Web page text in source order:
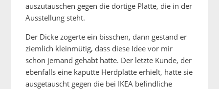
auszutauschen gegen die dortige Platte, die in der
Ausstellung steht.
Der Dicke zögerte ein bisschen, dann gestand er
ziemlich kleinmütig, dass diese Idee vor mir
schon jemand gehabt hatte. Der letzte Kunde, der
ebenfalls eine kaputte Herdplatte erhielt, hatte sie
ausgetauscht gegen die bei IKEA befindliche